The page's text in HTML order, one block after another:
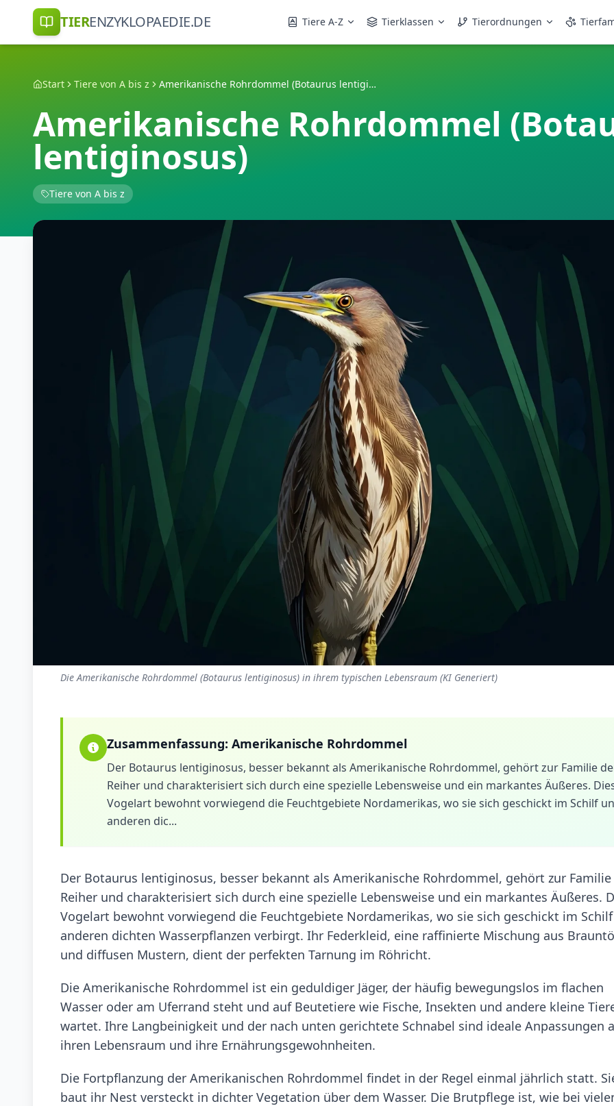
TIERENZYKLOPAEDIE.DE Tiere A-Z Tierklassen Tierordnungen
Start Tiere von A bis z Amerikanische Rohrdommel (Botaurus lentiginosus)
Amerikanische Rohrdommel
lentiginosus)
Tiere von A bis z
Die Amerikanische Rohrdommel (Botaurus lentiginosus) in ihrem typischen Lebensraum (KI Generiert)
Zusammenfassung: Amerikanische Rohrdommel
Der Botaurus lentiginosus, besser bekannt als Amerikanische Rohrdommel, gehört zur Familie
Reiher und charakterisiert sich durch eine spezielle Lebensweise und ein markantes Äußeres.
Vogelart bewohnt vorwiegend die Feuchtgebiete Nordamerikas, wo sie sich geschickt im Schilf
anderen dic...
Der Botaurus lentiginosus, besser bekannt als Amerikanische Rohrdommel, gehört zur
Reiher und charakterisiert sich durch eine spezielle Lebensweise und ein markantes Äußeres.
Vogelart bewohnt vorwiegend die Feuchtgebiete Nordamerikas, wo sie sich geschickt im
anderen dichten Wasserpflanzen verbirgt. Ihr Federkleid, eine raffinierte Mischung aus
und diffusen Mustern, dient der perfekten Tarnung im Röhricht.
Die Amerikanische Rohrdommel ist ein geduldiger Jäger, der häufig bewegungslos im flachen
Wasser oder am Uferrand steht und auf Beutetiere wie Fische, Insekten und andere kleine
wartet. Ihre Langbeinigkeit und der nach unten gerichtete Schnabel sind ideale Anpassungen
ihren Lebensraum und ihre Ernährungsgewohnheiten.
Die Fortpflanzung der Amerikanischen Rohrdommel findet in der Regel einmal jährlich statt.
baut ihr Nest versteckt in dichter Vegetation über dem Wasser. Die Brutpflege ist, wie bei